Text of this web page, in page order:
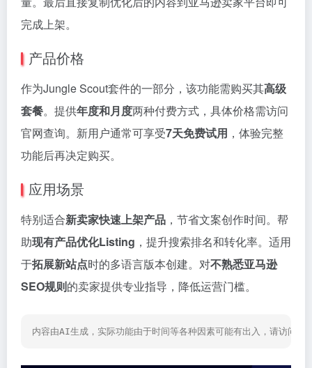
完成上架。
产品价格
作为Jungle Scout套件的一部分，该功能需购买其高级
套餐。提供年度和月度两种付费方式，具体价格需访问
官网查询。新用户通常可享受7天免费试用 ，体验完整
功能后再决定购买。
应用场景
特别适合新卖家快速上架产品 ，节省文案创作时间。帮
助现有产品优化Listing ，提升搜索排名和转化率。适用
于拓展新站点时的多语言版本创建。对不熟悉亚马逊
SEO规则的卖家提供专业指导，降低运营门槛。
内容由AI生成，实际功能由于时间等各种因素可能有出入，请访问网